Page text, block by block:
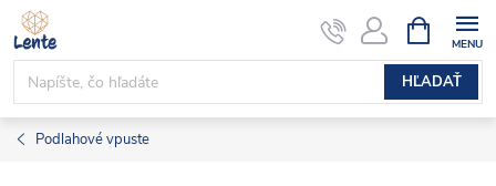
Prejsť
na
obsah
HĽADAŤ
KOŠÍK
Podlahové vpuste